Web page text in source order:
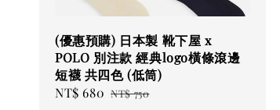
(優惠預購) 日本製 靴下屋 x
POLO 別注款 經典logo橫條滾邊
短襪 共四色 (低筒)
Sale
NT$ 680 Regular
NT$ 750